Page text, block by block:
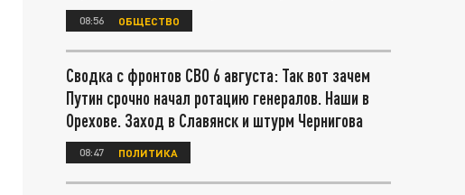
08:56 ОБЩЕСТВО
Сводка с фронтов СВО 6 августа: Так вот зачем
Путин срочно начал ротацию генералов. Наши в
Орехове. Заход в Славянск и штурм Чернигова
08:47 ПОЛИТИКА